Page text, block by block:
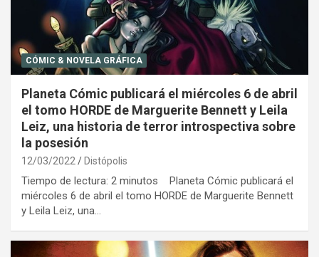
CÓMIC & NOVELA GRÁFICA
Planeta Cómic publicará el miércoles 6 de abril
el tomo HORDE de Marguerite Bennett y Leila
Leiz, una historia de terror introspectiva sobre
la posesión
12/03/2022 Distópolis
Tiempo de lectura: 2 minutos Planeta Cómic publicará el
miércoles 6 de abril el tomo HORDE de Marguerite Bennett
y Leila Leiz, una…